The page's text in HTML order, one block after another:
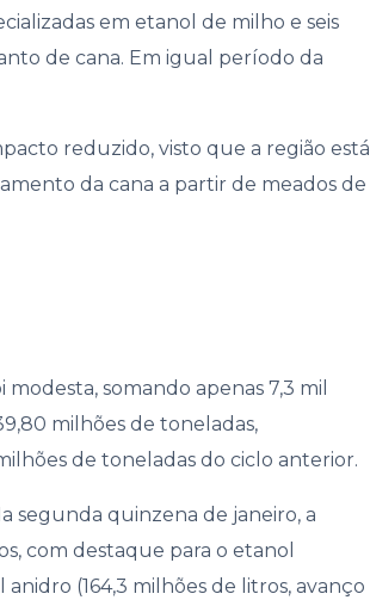
em etanol de milho e seis
de cana. Em igual período da
reduzido, visto que a região está
da cana a partir de meados de
somando apenas 7,3 mil
milhões de toneladas,
de toneladas do ciclo anterior.
segunda quinzena de janeiro, a
com destaque para o etanol
(164,3 milhões de litros, avanço